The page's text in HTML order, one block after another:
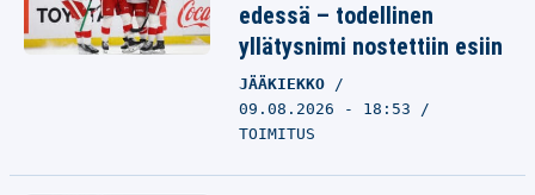
edessä – todellinen
yllätysnimi nostettiin esiin
JÄÄKIEKKO
09.08.2026 - 18:53
TOIMITUS